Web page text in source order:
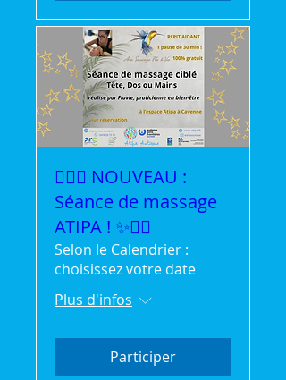
💆‍♀️✨ NOUVEAU :
Séance de massage
ATIPA ! ✨💆‍♂️
Selon le Calendrier :
choisissez votre date
Plus d'infos
Participer